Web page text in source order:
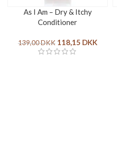
As I Am – Dry & Itchy
Conditioner
139,00DKK 118,15 DKK